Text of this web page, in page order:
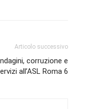
Articolo successivo
corruzione e
all’ASL Roma 6